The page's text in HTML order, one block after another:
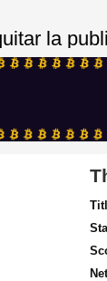
la